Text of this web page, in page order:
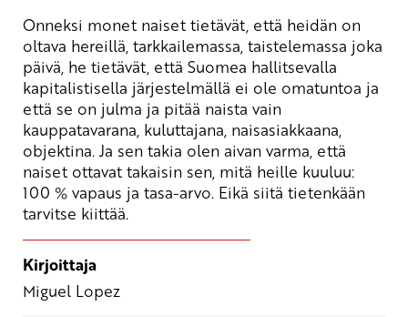
Onneksi monet naiset tietävät, että heidän on
oltava hereillä, tarkkailemassa, taistelemassa joka
päivä, he tietävät, että Suomea hallitsevalla
kapitalistisella järjestelmällä ei ole omatuntoa ja
että se on julma ja pitää naista vain
kauppatavarana, kuluttajana, naisasiakkaana,
objektina. Ja sen takia olen aivan varma, että
naiset ottavat takaisin sen, mitä heille kuuluu:
100 % vapaus ja tasa-arvo. Eikä siitä tietenkään
tarvitse kiittää.
Kirjoittaja
Miguel Lopez